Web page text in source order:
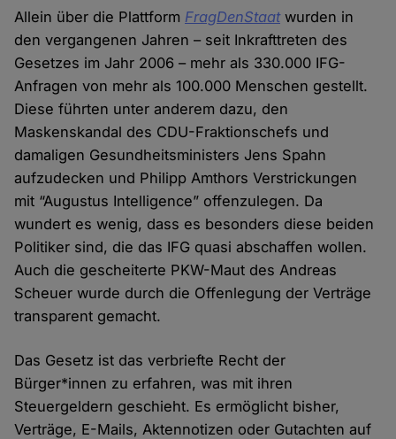
Allein über die Plattform FragDenStaatwurden in
den vergangenen Jahren – seit Inkrafttreten des
Gesetzes im Jahr 2006 – mehr als 330.000 IFG-
Anfragen von mehr als 100.000 Menschen gestellt.
Diese führten unter anderem dazu, den
Maskenskandal des CDU-Fraktionschefs und
damaligen Gesundheitsministers Jens Spahn
aufzudecken und Philipp Amthors Verstrickungen
mit “Augustus Intelligence” offenzulegen. Da
wundert es wenig, dass es besonders diese beiden
Politiker sind, die das IFG quasi abschaffen wollen.
Auch die gescheiterte PKW-Maut des Andreas
Scheuer wurde durch die Offenlegung der Verträge
transparent gemacht.
Das Gesetz ist das verbriefte Recht der
Bürger*innen zu erfahren, was mit ihren
Steuergeldern geschieht. Es ermöglicht bisher,
Verträge, E-Mails, Aktennotizen oder Gutachten auf